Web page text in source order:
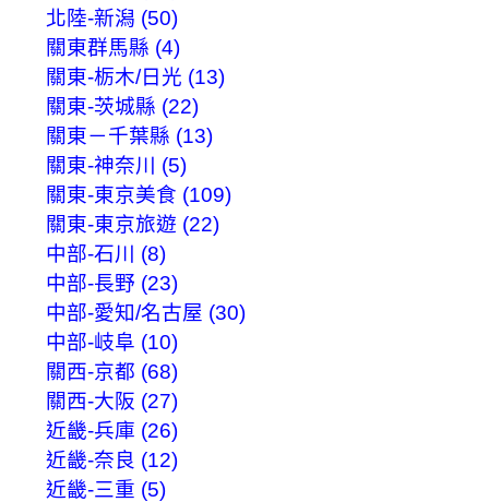
北陸-新潟 (50)
關東群馬縣 (4)
關東-栃木/日光 (13)
關東-茨城縣 (22)
關東－千葉縣 (13)
關東-神奈川 (5)
關東-東京美食 (109)
關東-東京旅遊 (22)
中部-石川 (8)
中部-長野 (23)
中部-愛知/名古屋 (30)
中部-岐阜 (10)
關西-京都 (68)
關西-大阪 (27)
近畿-兵庫 (26)
近畿-奈良 (12)
近畿-三重 (5)